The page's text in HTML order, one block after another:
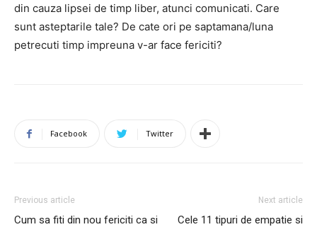
din cauza lipsei de timp liber, atunci comunicati. Care
sunt asteptarile tale? De cate ori pe saptamana/luna
petrecuti timp impreuna v-ar face fericiti?
Facebook Twitter
Previous article
Cum sa fiti din nou fericiti ca si
Next article
Cele 11 tipuri de empatie si